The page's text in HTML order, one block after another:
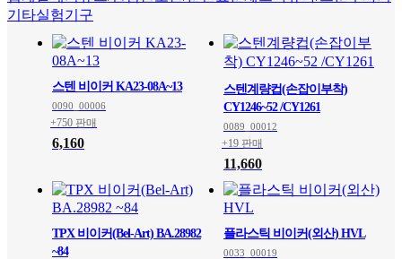
기타실험기구
스텐 비이커 KA23-08A~13
0090_00006
+750 판매
6,160
스텐계량컵(손잡이부착)
CY1246~52 /CY1261
0089_00012
+19 판매
11,660
TPX 비이커(Bel-Art) BA.28982
~84
플라스틱 비이커(외산) HVL
0033_00019